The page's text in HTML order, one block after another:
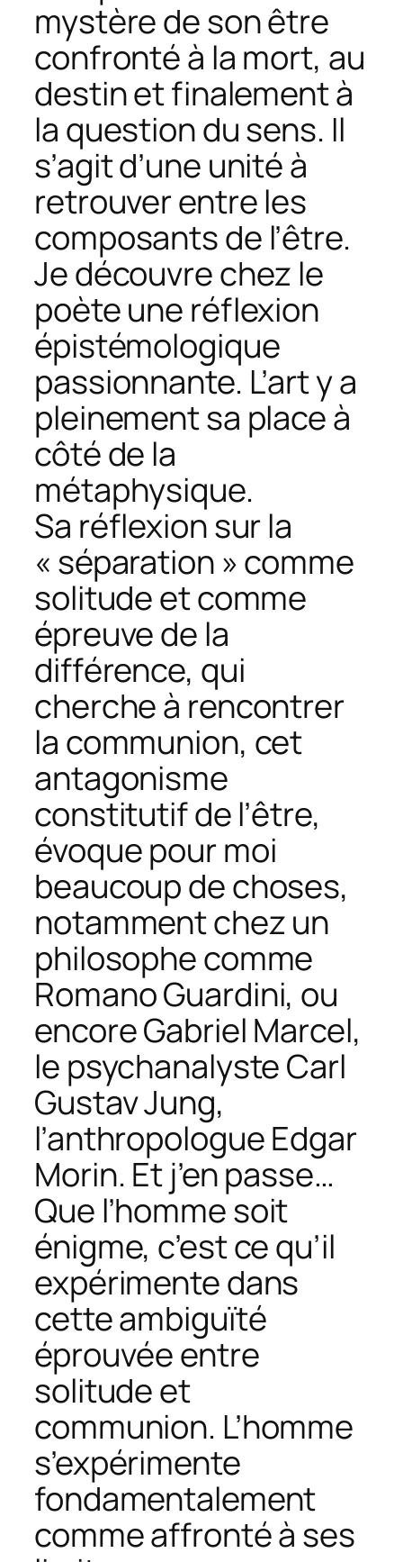
mystère de son être
confronté à la mort, au
destin et finalement à
la question du sens. Il
s’agit d’une unité à
retrouver entre les
composants de l’être.
Je découvre chez le
poète une réflexion
épistémologique
passionnante. L’art y a
pleinement sa place à
côté de la
métaphysique.
Sa réflexion sur la
« séparation » comme
solitude et comme
épreuve de la
différence, qui
cherche à rencontrer
la communion, cet
antagonisme
constitutif de l’être,
évoque pour moi
beaucoup de choses,
notamment chez un
philosophe comme
Romano Guardini, ou
encore Gabriel Marcel,
le psychanalyste Carl
Gustav Jung,
l’anthropologue Edgar
Morin. Et j’en passe…
Que l’homme soit
énigme, c’est ce qu’il
expérimente dans
cette ambiguïté
éprouvée entre
solitude et
communion. L’homme
s’expérimente
fondamentalement
comme affronté à ses